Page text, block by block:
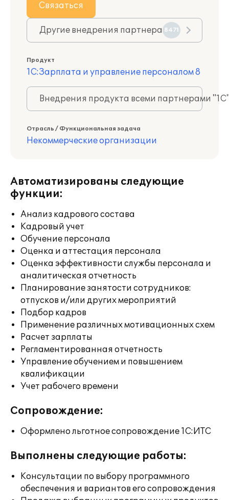
Связаться
Другие внедрения партнера 8471
Продукт
1С:Зарплата и управление персоналом 8
Внедрения продукта всеми партнерами
Отрасль / Функциональная задача
Некоммерческие организации
Автоматизированы следующие
функции:
Анализ кадрового состава
Кадровый учет
Обучение персонала
Оценка и аттестация персонала
Оценка эффективности службы персонала и
аналитическая отчетность
Планирование занятости сотрудников:
отпусков и/или других мероприятий
Подбор кадров
Применение различных мотивационных схем
Расчет зарплаты
Регламентированная отчетность
Управление обучением и повышением
квалификации
Учет рабочего времени
Сопровождение:
Оформлено льготное сопровождение 1С:ИТС
Выполнены следующие работы:
Консультации по выбору программного
обеспечения и вариантов его сопровождения